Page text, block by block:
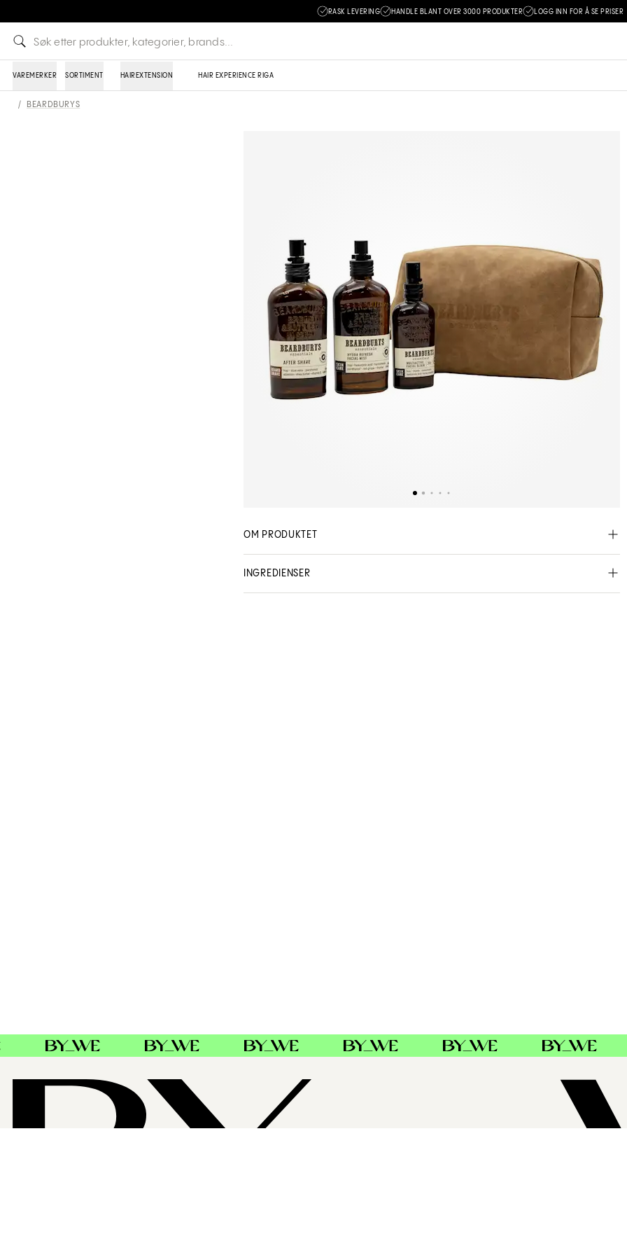
RASK LEVERING HANDLE BLANT OVER 3000 PRODUKTER LOGG INN FOR Å SE PRISER
VAREMERKER SORTIMENT HAIREXTENSION HAIR EXPERIENCE RIGA
/ BEARDBURYS
OM PRODUKTET
INGREDIENSER